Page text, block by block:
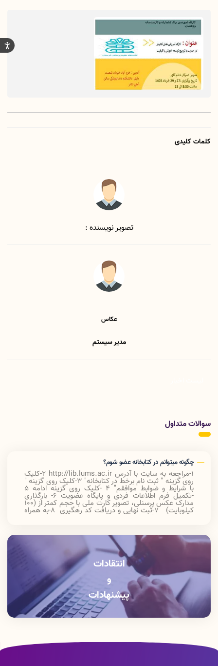
کلمات کلیدی
تصویر نویسنده :
عکاس
مدیر سیستم
سوالات متداول
چگونه میتوانم در کتابخانه عضو شوم؟
1-مراجعه به سایت با آدرس http://lib.lums.ac.ir 2-کلیک
روی گزینه " ثبت نام برخط در کتابخانه" 3-کلیک روی گزینه "
با شرایط و ضوابط موافقم" 4 -کلیک روی گزینه ادامه 5
-تکمیل فرم اطلاعات فردی و پایگاه عضویت 6- بارگذاری
مدارک عکس پرسنلی، تصویر کارت ملی با حجم کمتر از (100
کیلوبایت) 7-ثبت نهایی و دریافت کد رهگیری 8-به همراه
داشتن اصل کارت دانشجویی در اولین مراجعه خود به
عضویت
انتقادات
و
پیشنهادات